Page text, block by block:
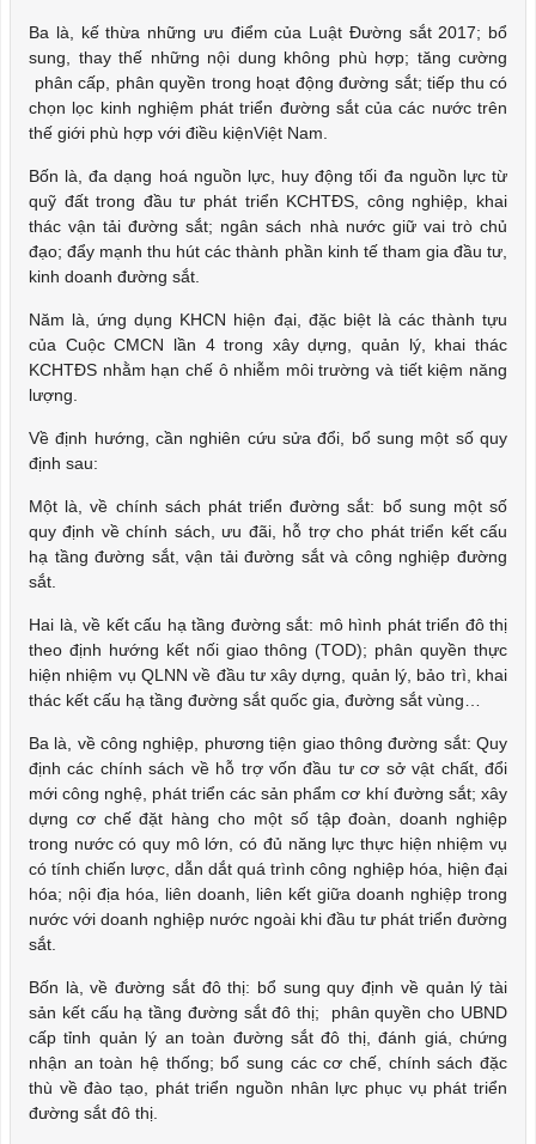
Ba là, kế thừa những ưu điểm của Luật Đường sắt 2017; bổ
sung, thay thế những nội dung không phù hợp; tăng cường
phân cấp, phân quyền trong hoạt động đường sắt; tiếp thu có
chọn lọc kinh nghiệm phát triển đường sắt của các nước trên
thế giới phù hợp với điều kiệnViệt Nam.
Bốn là, đa dạng hoá nguồn lực, huy động tối đa nguồn lực từ
quỹ đất trong đầu tư phát triển KCHTĐS, công nghiệp, khai
thác vận tải đường sắt; ngân sách nhà nước giữ vai trò chủ
đạo; đẩy mạnh thu hút các thành phần kinh tế tham gia đầu tư,
kinh doanh đường sắt.
Năm là, ứng dụng KHCN hiện đại, đặc biệt là các thành tựu
của Cuộc CMCN lần 4 trong xây dựng, quản lý, khai thác
KCHTĐS nhằm hạn chế ô nhiễm môi trường và tiết kiệm năng
lượng.
Về định hướng, cần nghiên cứu sửa đổi, bổ sung một số quy
định sau:
Một là, về chính sách phát triển đường sắt: bổ sung một số
quy định về chính sách, ưu đãi, hỗ trợ cho phát triển kết cấu
hạ tầng đường sắt, vận tải đường sắt và công nghiệp đường
sắt.
Hai là, về kết cấu hạ tầng đường sắt: mô hình phát triển đô thị
theo định hướng kết nối giao thông (TOD); phân quyền thực
hiện nhiệm vụ QLNN về đầu tư xây dựng, quản lý, bảo trì, khai
thác kết cấu hạ tầng đường sắt quốc gia, đường sắt vùng…
Ba là, về công nghiệp, phương tiện giao thông đường sắt: Quy
định các chính sách về hỗ trợ vốn đầu tư cơ sở vật chất, đổi
mới công nghệ, phát triển các sản phẩm cơ khí đường sắt; xây
dựng cơ chế đặt hàng cho một số tập đoàn, doanh nghiệp
trong nước có quy mô lớn, có đủ năng lực thực hiện nhiệm vụ
có tính chiến lược, dẫn dắt quá trình công nghiệp hóa, hiện đại
hóa; nội địa hóa, liên doanh, liên kết giữa doanh nghiệp trong
nước với doanh nghiệp nước ngoài khi đầu tư phát triển đường
sắt.
Bốn là, về đường sắt đô thị: bổ sung quy định về quản lý tài
sản kết cấu hạ tầng đường sắt đô thị; phân quyền cho UBND
cấp tỉnh quản lý an toàn đường sắt đô thị, đánh giá, chứng
nhận an toàn hệ thống; bổ sung các cơ chế, chính sách đặc
thù về đào tạo, phát triển nguồn nhân lực phục vụ phát triển
đường sắt đô thị.